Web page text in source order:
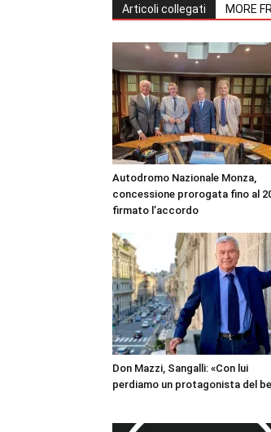
Articoli collegati MORE
Autodromo Nazionale Monza,
concessione prorogata fino al
firmato l’accordo
Don Mazzi, Sangalli: «Con lui
perdiamo un protagonista del